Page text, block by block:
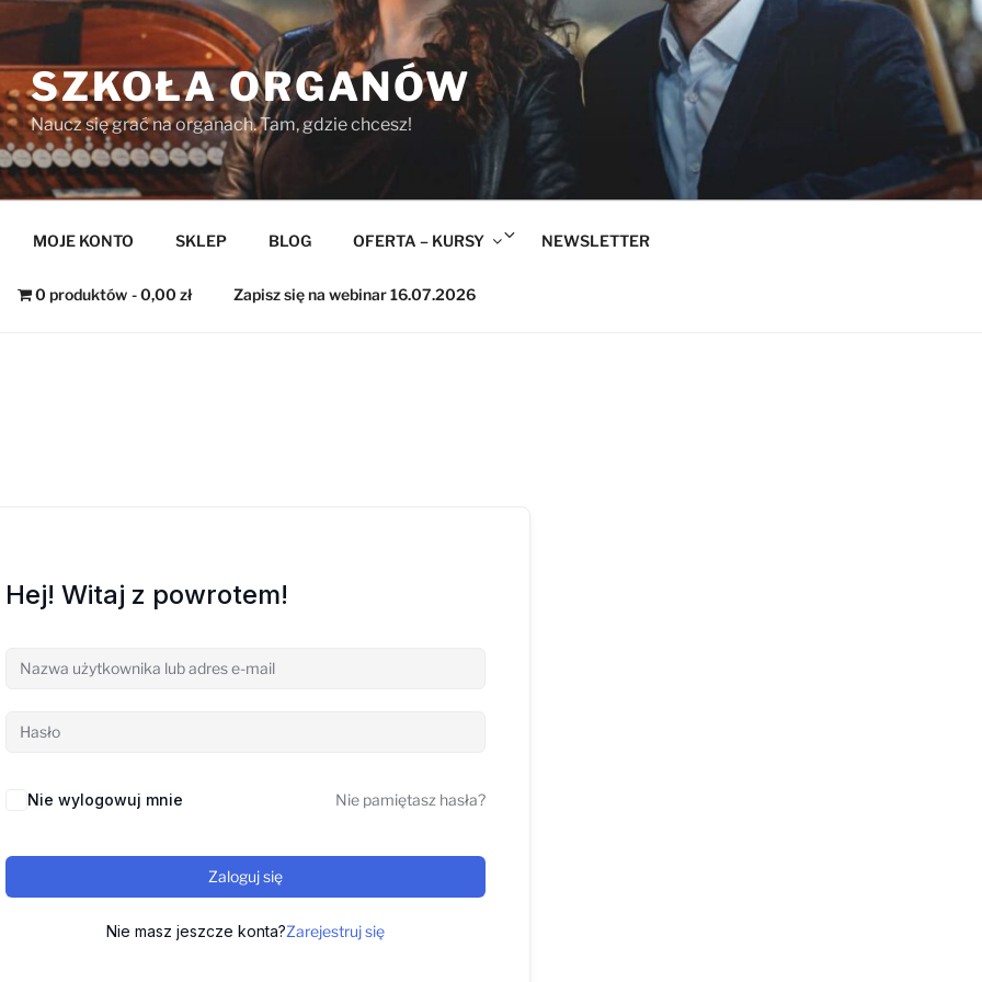
SZKOŁA ORGANÓW
Naucz się grać na organach. Tam, gdzie chcesz!
MOJE KONTO SKLEP BLOG OFERTA – KURSY
Rozwiń
NEWSLETTER
0 produktów 0,00 zł Zapisz się na webinar 16.07.2026
Hej! Witaj z powrotem!
Nie wylogowuj mnie Nie pamiętasz hasła?
Zaloguj się
Nie masz jeszcze konta?Zarejestruj się